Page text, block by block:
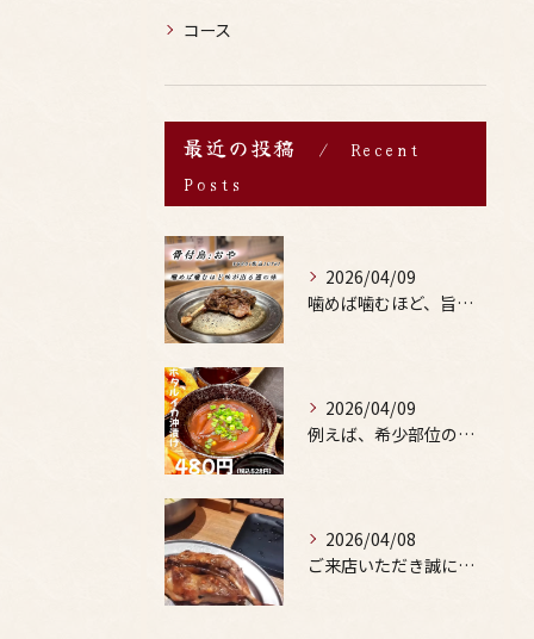
コース
最近の投稿
Recent
Posts
2026/04/09
噛めば噛むほど、旨みがあふれる。
2026/04/09
例えば、希少部位の串を試したり、季節限定の地酒を味わったりす...
2026/04/08
ご来店いただき誠にありがとうございます。